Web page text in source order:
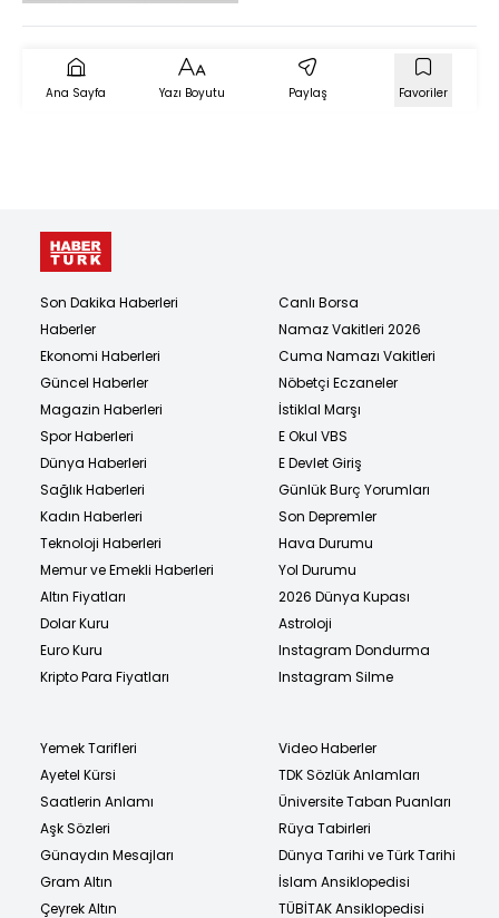
Ana Sayfa Yazı Boyutu Paylaş Favoriler
Son Dakika Haberleri
Haberler
Ekonomi Haberleri
Güncel Haberler
Magazin Haberleri
Spor Haberleri
Dünya Haberleri
Sağlık Haberleri
Kadın Haberleri
Teknoloji Haberleri
Memur ve Emekli Haberleri
Altın Fiyatları
Dolar Kuru
Euro Kuru
Kripto Para Fiyatları
Canlı Borsa
Namaz Vakitleri 2026
Cuma Namazı Vakitleri
Nöbetçi Eczaneler
İstiklal Marşı
E Okul VBS
E Devlet Giriş
Günlük Burç Yorumları
Son Depremler
Hava Durumu
Yol Durumu
2026 Dünya Kupası
Astroloji
Instagram Dondurma
Instagram Silme
Yemek Tarifleri
Ayetel Kürsi
Saatlerin Anlamı
Aşk Sözleri
Günaydın Mesajları
Gram Altın
Çeyrek Altın
Video Haberler
TDK Sözlük Anlamları
Üniversite Taban Puanları
Rüya Tabirleri
Dünya Tarihi ve Türk Tarihi
İslam Ansiklopedisi
TÜBİTAK Ansiklopedisi